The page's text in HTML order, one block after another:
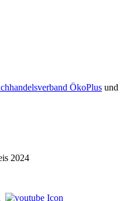
ÖkoPlus und